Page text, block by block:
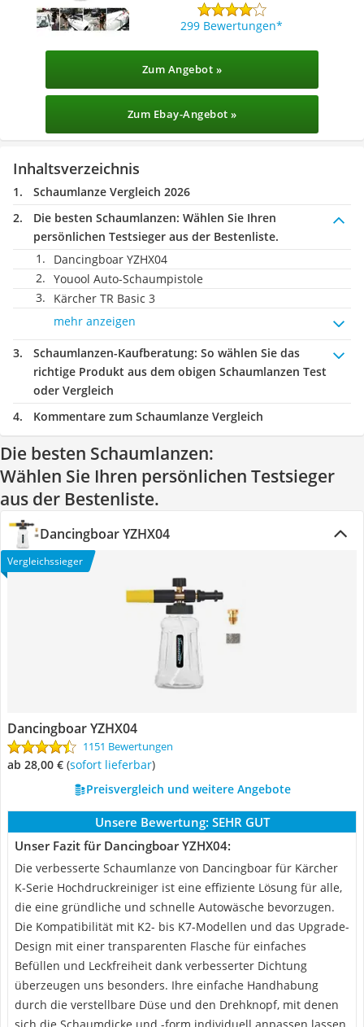
299 Bewertungen
Zum Angebot »
Zum Ebay-Angebot »
Inhaltsverzeichnis
Schaumlanze Vergleich 2026
Die besten Schaumlanzen: Wählen Sie Ihren
persönlichen Testsieger aus der Bestenliste.
Dancingboar YZHX04
Youool Auto-Schaumpistole
Kärcher TR Basic 3
mehr anzeigen
Schaumlanzen-Kaufberatung: So wählen Sie das
richtige Produkt aus dem obigen Schaumlanzen Test
oder Vergleich
Kommentare zum Schaumlanze Vergleich
Die besten Schaumlanzen:
Wählen Sie Ihren persönlichen Testsieger
aus der Bestenliste.
Dancingboar YZHX04
Vergleichssieger
Dancingboar YZHX04
1151 Bewertungen
ab 28,00 € ( Sofort lieferbar)
Preisvergleich und weitere Angebote
Unsere Bewertung: SEHR GUT
Unser Fazit für Dancingboar YZHX04:
Die verbesserte Schaumlanze von Dancingboar für Kärcher
K-Serie Hochdruckreiniger ist eine effiziente Lösung für alle,
die eine gründliche und schnelle Autowäsche bevorzugen.
Die Kompatibilität mit K2- bis K7-Modellen und das Upgrade-
Design mit einer transparenten Flasche für einfaches
Befüllen und Leckfreiheit dank verbesserter Dichtung
überzeugen uns besonders. Ihre einfache Handhabung
durch die verstellbare Düse und den Drehknopf, mit denen